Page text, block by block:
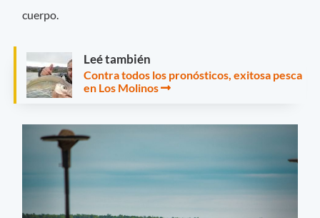
cuerpo.
Leé también
Contra todos los pronósticos, exitosa pesca
en Los Molinos